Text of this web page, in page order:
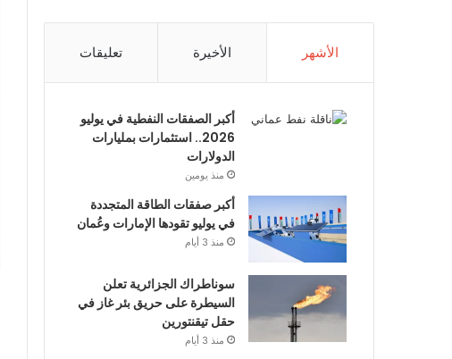
الأشهر الأخيرة تعليقات
أكبر الصفقات النفطية في يوليو
2026.. استثمارات بمليارات
الدولارات
منذ يومين
أكبر صفقات الطاقة المتجددة
في يوليو تقودها الإمارات وعُمان
منذ 3 أيام
سوناطراك الجزائرية تعلن
السيطرة على حريق بئر غاز في
حقل تيقنتورين
منذ 3 أيام